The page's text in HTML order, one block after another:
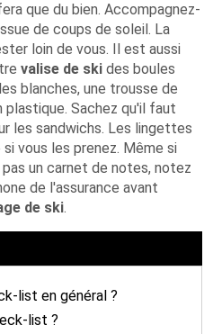
que du bien. Accompagnez-
de coups de soleil. La
loin de vous. Il est aussi
valise de ski des boules
blanches, une trousse de
Sachez qu'il faut
les sandwichs. Les lingettes
vous les prenez. Même si
un carnet de notes, notez
de l'assurance avant
de ski.
list en général ?
list ?